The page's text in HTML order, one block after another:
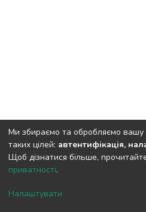
DSpace software
Ми збираємо та обробляємо вашу
таких цілей: автентифікація,
Щоб дізнатися більше,
приватності.
Налаштувати